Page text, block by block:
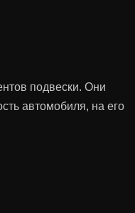
подвески. Они
автомобиля, на его